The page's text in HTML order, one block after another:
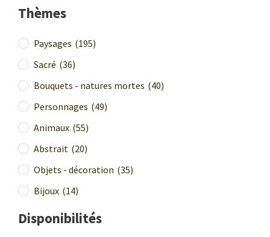
Thèmes
Paysages (195)
Sacré (36)
Bouquets - natures mortes (40)
Personnages (49)
Animaux (55)
Abstrait (20)
Objets - décoration (35)
Bijoux (14)
Disponibilités